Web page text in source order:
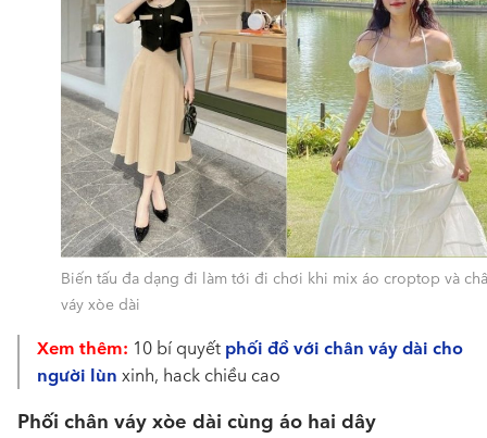
Biến tấu đa dạng đi làm tới đi chơi khi mix áo croptop và
váy xòe dài
Xem thêm: 10 bí quyết phối đồ với chân váy dài cho
người lùn xinh, hack chiều cao
Phối chân váy xòe dài cùng áo hai dây